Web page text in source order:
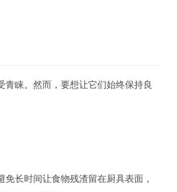
睐。然而，要想让它们始终保持良
长时间让食物残渣留在厨具表面，